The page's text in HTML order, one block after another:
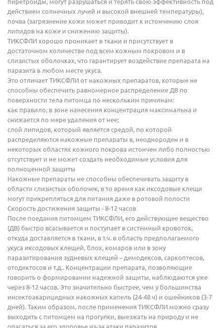
пиретроиды, могут разрушаться и терять свою эффективность под
действием солнечных лучей и высокой внешней температуры),
почва (загрязнение кожи может приводит к истончению слоя
липидов на коже и снижению защиты).
ТИКСФЛИ хорошо проникает в ткани и присутствует в
достаточном количестве под всем кожным покровом и в
слизистых оболочках, что гарантирует воздействие препарата на
паразита в любом месте укуса.
Это отличает ТИКСФЛИ от накожных препаратов, которые не
способны обеспечить равномерное распределение ДВ по
поверхности тела питомца по нескольким причинам:
как правило, в зоне нанесения концентрация максимальна и
снижается по мере удаления от нее;
слой липидов, который является средой, по которой
распределяются накожные препараты в, неоднороден и в
некоторых областях кожного покрова истончен либо полностью
отсутствует и не может создать необходимые условия для
полноценной защиты
Накожные препараты не способны обеспечивать защиту в
области слизистых оболочек, в то время как иксодовые клещи
могут прикрепляться для питания даже в ротовой полости
Скорость достижения защиты - 8-12 часов
После поедания питомцем ТИКСФЛИ, его действующее вещество
(ДВ) быстро всасывается и поступает в системный кровоток,
откуда доставляется в ткани, в т.ч. в область предполагаемого
укуса иксодовых клещей, блох, комаров или в зону
паразитирования зудневых клещей – демодексов, саркоптесов,
отодектосов и т.д.. Концентрации препарата, позволяющие
говорить о формировании надежной защиты, наблюдаются уже
через 8-12 часов. Это значительно быстрее, чем у большинства
инсектоакарицидных накожных капель (24-48 ч) и ошейников (3-7
дней). Таким образом, после применения ТИКСФЛИ можно сразу
выходить с питомцем на прогулки, выезжать на природу и не
опасаться за его здоровье из-за атаки паразитов.